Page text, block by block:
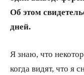
Об этом
дней.
Я знаю, что
когда видят, что я